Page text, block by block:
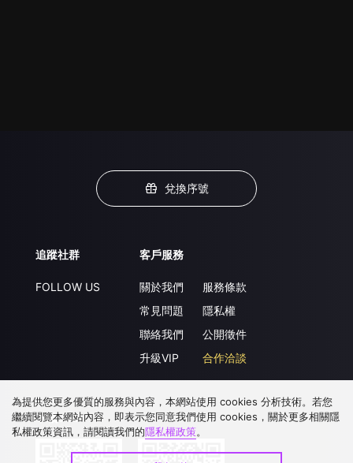
兌換序號
追蹤社群
FOLLOW US
客戶服務
關於我們
常見問題
聯絡我們
升級VIP
服務條款
隱私權
公開徵件
合作洽談
下載 APP
為提供您更多優質的服務與內容，本網站使用 cookies 分析技術。若您
繼續閱覽本網站內容，即表示您同意我們使用 cookies，關於更多相關隱
私權政策資訊，請閱讀我們的隱私權政策。